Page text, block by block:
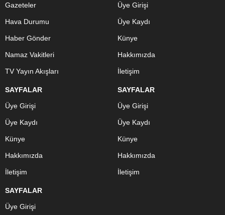
Gazeteler
Hava Durumu
Haber Gönder
Namaz Vakitleri
TV Yayın Akışları
Üye Girişi
Üye Kaydı
Künye
Hakkımızda
İletişim
SAYFALAR
Üye Girişi
Üye Kaydı
Künye
Hakkımızda
İletişim
SAYFALAR
Üye Girişi
Üye Kaydı
Künye
Hakkımızda
İletişim
SAYFALAR
Üye Girişi